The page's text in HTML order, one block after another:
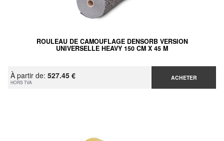
ROULEAU DE CAMOUFLAGE DENSORB VERSION
UNIVERSELLE HEAVY 150 CM X 45 M
À partir de: 527.45 €
HORS TVA
ACHETER